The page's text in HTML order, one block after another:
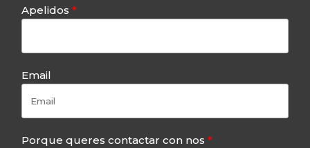
Apelidos
Email
Porque queres contactar con nos